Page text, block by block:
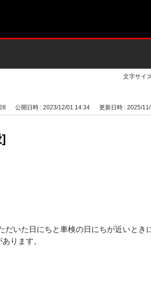
文字サイ
公開日時 : 2023/12/01 14:34 更新日時 : 2025/
いた日にちと車検の日にちが近いとき
ります。